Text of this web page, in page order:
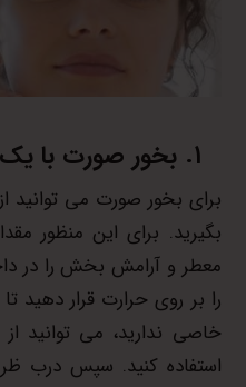
بخور صورتبا
برای بخور صورت می توانید
بگیرید. برای این منظور
معطر و آرامش بخش را در
را بر روی حرارت قرار دهید
خاصی ندارید، می توانید